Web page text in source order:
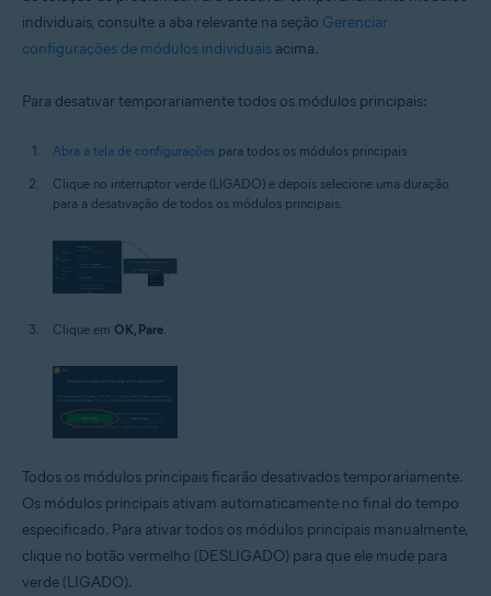
individuais, consulte a aba relevante na seção Gerenciar
configurações de módulos individuais acima.
Para desativar temporariamente todos os módulos principais:
Abra a tela de configurações para todos os módulos principais.
Clique no interruptor verde (LIGADO) e depois selecione uma duração
para a desativação de todos os módulos principais.
Clique em OK, Pare.
Todos os módulos principais ficarão desativados temporariamente.
Os módulos principais ativam automaticamente no final do tempo
especificado. Para ativar todos os módulos principais manualmente,
clique no botão vermelho (DESLIGADO) para que ele mude para
verde (LIGADO).